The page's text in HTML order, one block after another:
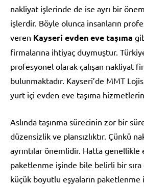
nakliyat işlerinde de ise ayrı bir
işlerdir. Böyle olunca insanların
veren Kayseri evden eve taşıma
firmalarına ihtiyaç duymuştur.
profesyonel olarak çalışan nakliyat
bulunmaktadır. Kayseri’de MMT
yurt içi evden eve taşıma
Aslında taşınma sürecinin zor bir
düzensizlik ve plansızlıktır. Çünkü
ayrıntılar önemlidir. Hatta genellikle
paketlenme işinde bile belirli bir
küçük boyutlu eşyaların paketlenme